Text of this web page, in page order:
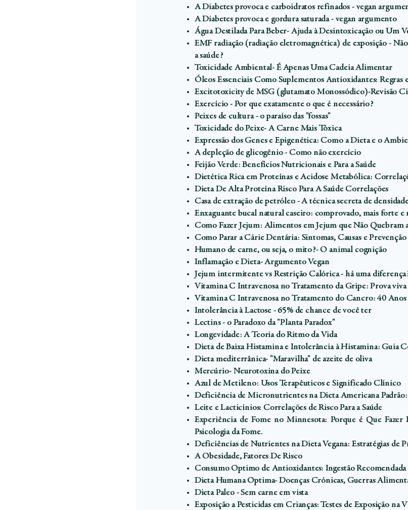
A Diabetes provoca e carboidratos refinados - vegan
A Diabetes provoca e gordura saturada - vegan argumento
Água Destilada Para Beber- Ajuda à Desintoxicação ou Um
EMF radiação (radiação eletromagnética) de exposição -
a saúde?
Toxicidade Ambiental- É Apenas Uma Cadeia Alimentar
Óleos Essenciais Como Suplementos Antioxidantes: Regras
Excitotoxicity de MSG (glutamato Monossódico)-Revisão
Exercício - Por que exatamente o que é necessário?
Peixes de cultura - o paraíso das "fossas"
Toxicidade do Peixe- A Carne Mais Tóxica
Expressão dos Genes e Epigenética: Como a Dieta e o
A depleção de glicogênio - Como não exercício
Feijão Verde: Benefícios Nutricionais e Para a Saúde
Dietética Rica em Proteínas e Acidose Metabólica:
Dieta De Alta Proteína Risco Para A Saúde Correlações
Casa de extração de petróleo - A técnica secreta de
Enxaguante bucal natural caseiro: comprovado, mais forte e
Como Fazer Jejum: Alimentos em Jejum que Não Quebram
Como Parar a Cárie Dentária: Sintomas, Causas e Prevenção
Humano de carne, ou seja, o mito?- O animal cognição
Inflamação e Dieta- Argumento Vegan
Jejum intermitente vs Restrição Calórica - há uma
Vitamina C Intravenosa no Tratamento da Gripe: Prova
Vitamina C Intravenosa no Tratamento do Cancro: 40 Anos
Intolerância à Lactose - 65% de chance de você ter
Lectins - o Paradoxo da "Planta Paradox"
Longevidade: A Teoria do Ritmo da Vida
Dieta de Baixa Histamina e Intolerância à Histamina: Guia
Dieta mediterrânica- "Maravilha" de azeite de oliva
Mercúrio- Neurotoxina do Peixe
Azul de Metileno: Usos Terapêuticos e Significado Clínico
Deficiência de Micronutrientes na Dieta Americana Padrão:
Leite e Lacticínios: Correlações de Risco Para a Saúde
Experiência de Fome no Minnesota: Porque é Que Fazer
Psicologia da Fome.
Deficiências de Nutrientes na Dieta Vegana: Estratégias de
A Obesidade, Fatores De Risco
Consumo Optimo de Antioxidantes: Ingestão
Dieta Humana Optima- Doenças Crónicas, Guerras
Dieta Paleo - Sem carne em vista
Exposição a Pesticidas em Crianças: Testes de Exposição na